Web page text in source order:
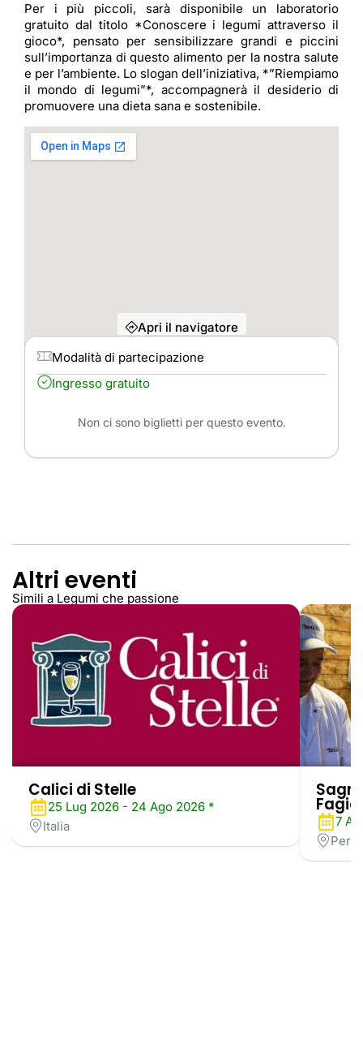
Per i più piccoli, sarà disponibile un laboratorio
gratuito dal titolo *Conoscere i legumi attraverso il
gioco*, pensato per sensibilizzare grandi e piccini
sull’importanza di questo alimento per la nostra salute
e per l’ambiente. Lo slogan dell’iniziativa, *”Riempiamo
il mondo di legumi”*, accompagnerà il desiderio di
promuovere una dieta sana e sostenibile.
Apri il navigatore
Modalità di partecipazione
Ingresso gratuito
Non ci sono biglietti per questo evento.
Altri eventi
Simili a Legumi che passione
Calici di Stelle
25 Lug 2026 - 24 Ago 2026 *
Italia
7